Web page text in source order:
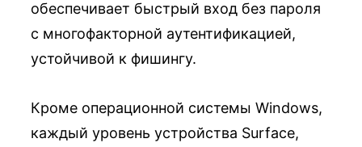
обеспечивает быстрый вход без пароля
с многофакторной аутентификацией,
устойчивой к фишингу.
Кроме операционной системы Windows,
каждый уровень устройства Surface,